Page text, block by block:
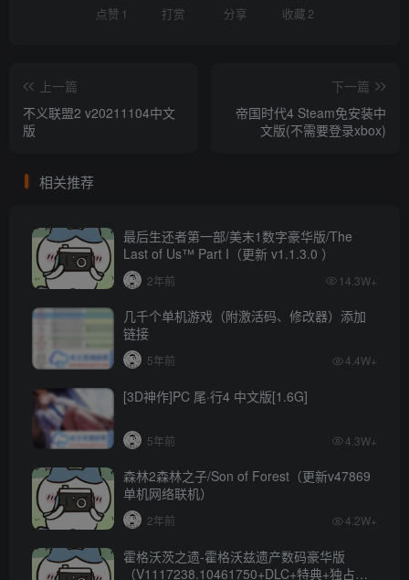
点赞 1 打赏 分享 收藏 2
上一篇
不义联盟2 v20211104中文
版
下一篇
帝国时代4 Steam免安装中
文版(不需要登录xbox)
相关推荐
最后生还者第一部/美末1数字豪华版/The
Last of Us™ Part I（更新 v1.1.3.0 ）
2年前 14.3W+
几千个单机游戏（附激活码、修改器）添加
链接
5年前 4.4W+
[3D神作]PC 尾·行4 中文版[1.6G]
5年前 4.3W+
森林2森林之子/Son of Forest（更新v47869
单机网络联机）
2年前 4.2W+
霍格沃茨之遗-霍格沃兹遗产数码豪华版
（V1117238.10461750+DLC+特典+独占内